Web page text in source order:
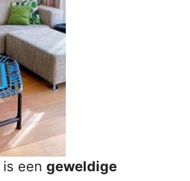
is een geweldige